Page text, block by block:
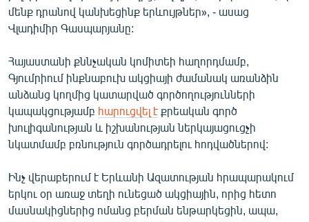
մենք դրանով կանխեցինք երևույթներ», - ասաց
Վլադիմիր Գասպարյանը:
Հայաստանի քննչական կոմիտեի հաղորդմամբ,
Գյումրիում ինքնաբուխ ակցիայի ժամանակ առանձին
անձանց կողմից կատարված գործողությունների
կապակցությամբ հարուցվել էքրեական գործ
խուլիգանության և իշխանության ներկայացուցչի
նկատմամբ բռնություն գործադրելու հոդվածներով:
Ինչ վերաբերում է Երևանի Ազատության հրապարակում
երկու օր առաջ տեղի ունեցած ակցիային, որից հետո
մասնակիցներից ոմանց բերման ենթարկեցին, ապա,